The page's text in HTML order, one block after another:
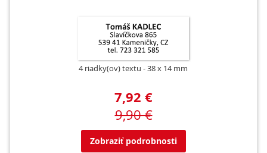
4 riadky(ov) textu 38 x 14 mm
7,92 €
9,90 €
Zobraziť podrobnosti